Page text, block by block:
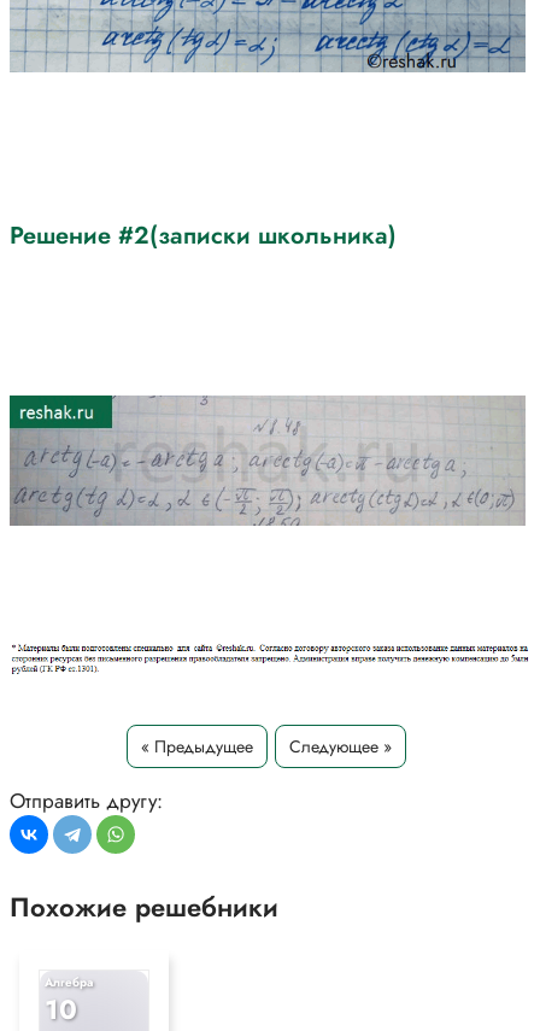
Решение #2(записки школьника)
« Предыдущее Следующее »
Отправить другу:
Похожие решебники
Алгебра
10